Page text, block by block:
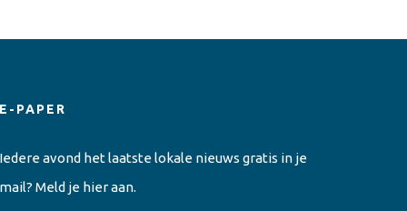
E-PAPER
Iedere avond het laatste lokale nieuws gratis in je
mail? Meld je hier aan.